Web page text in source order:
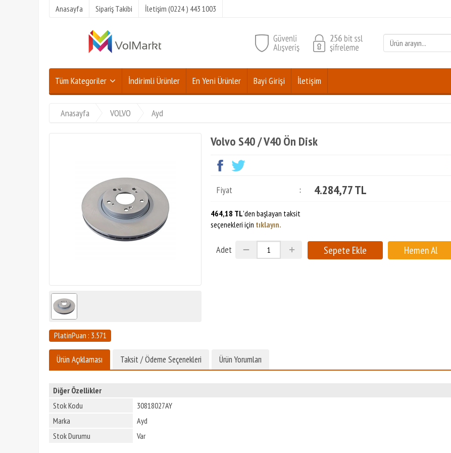
Anasayfa Sipariş Takibi İletişim (0224 ) 443 1003
Tüm Kategoriler İndirimli Ürünler En Yeni Ürünler Bayi Girişi İletişim
Anasayfa VOLVO Ayd
PlatinPuan : 3.571
Volvo S40 / V40 Ön Disk
Fiyat : 4.284,77 TL
464,18 TL'den başlayan taksit
seçenekleri için tıklayın.
Adet
Ürün Açıklaması Taksit / Ödeme Seçenekleri Ürün Yorumları
Diğer Özellikler
Stok Kodu
30818027AY
Marka
Ayd
Stok Durumu
Var